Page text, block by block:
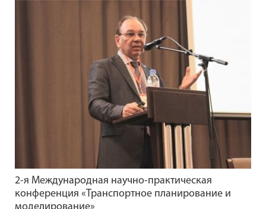
2-я Международная научно-практическая
конференция «Транспортное планирование и